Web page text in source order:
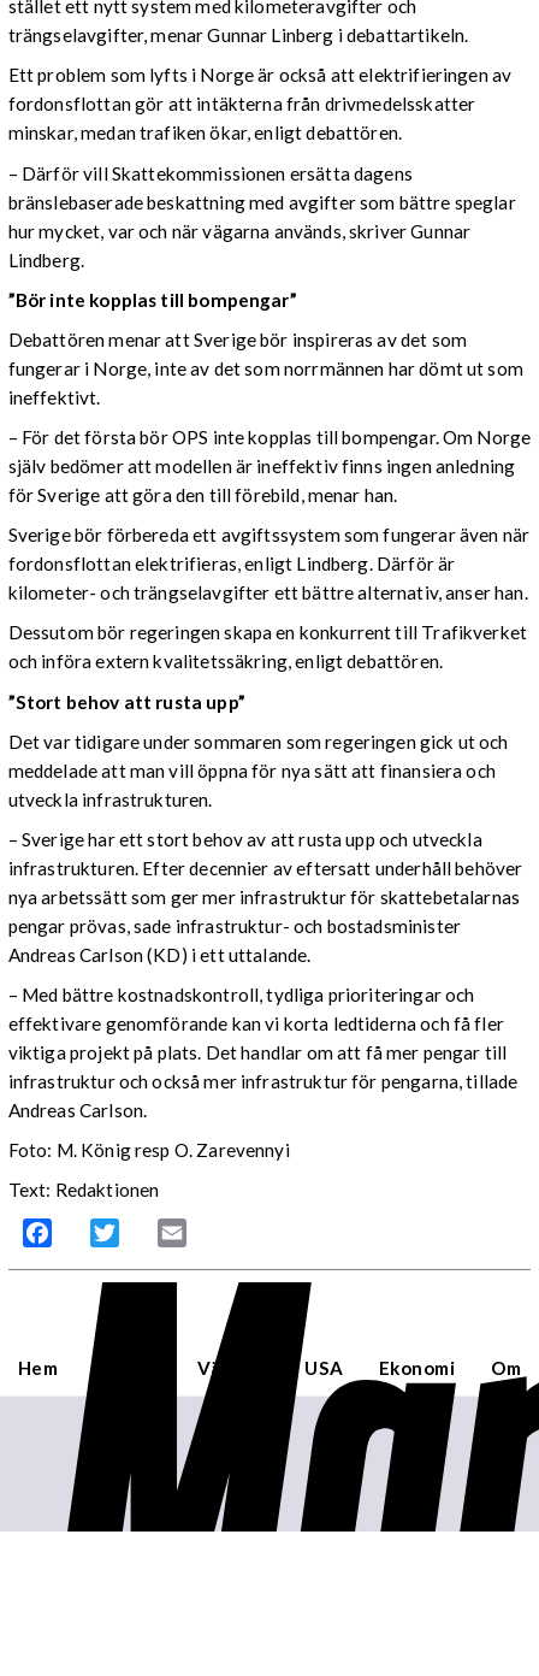
stället ett nytt system med kilometeravgifter och
trängselavgifter, menar Gunnar Linberg i debattartikeln.
Ett problem som lyfts i Norge är också att elektrifieringen av
fordonsflottan gör att intäkterna från drivmedelsskatter
minskar, medan trafiken ökar, enligt debattören.
– Därför vill Skattekommissionen ersätta dagens
bränslebaserade beskattning med avgifter som bättre speglar
hur mycket, var och när vägarna används, skriver Gunnar
Lindberg.
”Bör inte kopplas till bompengar”
Debattören menar att Sverige bör inspireras av det som
fungerar i Norge, inte av det som norrmännen har dömt ut som
ineffektivt.
– För det första bör OPS inte kopplas till bompengar. Om Norge
själv bedömer att modellen är ineffektiv finns ingen anledning
för Sverige att göra den till förebild, menar han.
Sverige bör förbereda ett avgiftssystem som fungerar även när
fordonsflottan elektrifieras, enligt Lindberg. Därför är
kilometer- och trängselavgifter ett bättre alternativ, anser han.
Dessutom bör regeringen skapa en konkurrent till Trafikverket
och införa extern kvalitetssäkring, enligt debattören.
”Stort behov att rusta upp”
Det var tidigare under sommaren som regeringen gick ut och
meddelade att man vill öppna för nya sätt att finansiera och
utveckla infrastrukturen.
– Sverige har ett stort behov av att rusta upp och utveckla
infrastrukturen. Efter decennier av eftersatt underhåll behöver
nya arbetssätt som ger mer infrastruktur för skattebetalarnas
pengar prövas, sade infrastruktur- och bostadsminister
Andreas Carlson (KD) i ett uttalande.
– Med bättre kostnadskontroll, tydliga prioriteringar och
effektivare genomförande kan vi korta ledtiderna och få fler
viktiga projekt på plats. Det handlar om att få mer pengar till
infrastruktur och också mer infrastruktur för pengarna, tillade
Andreas Carlson.
Foto: M. König resp O. Zarevennyi
Text: Redaktionen
Facebook Twitter
Hem Världen USA Ekonomi Om